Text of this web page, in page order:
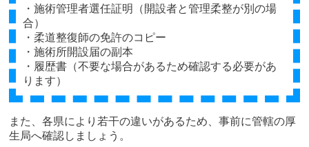
・施術管理者選任証明（開設者と管理柔整が別の場
合）
・柔道整復師の免許のコピー
・施術所開設届の副本
・履歴書（不要な場合があるため確認する必要があ
ります）
また、各県により若干の違いがあるため、事前に管轄の厚
生局へ確認しましょう。